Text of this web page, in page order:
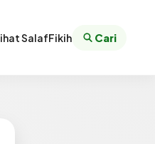
SalafFikih Cari